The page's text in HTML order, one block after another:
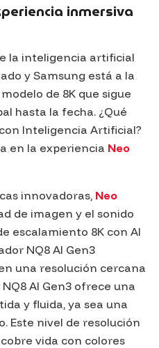
inmersiva
la inteligencia artificial
ySamsung está a la
de 8K que sigue
hasta la fecha. ¿Qué
Inteligencia Artificial?
en la experiencia Neo
innovadoras, Neo
de imagen y el sonido
escalamiento 8K con AI
NQ8 AI Gen3
una resolución cercana
NQ8 AI Gen3 ofrece una
y fluida, ya sea una
Este nivel de resolución
vida con colores